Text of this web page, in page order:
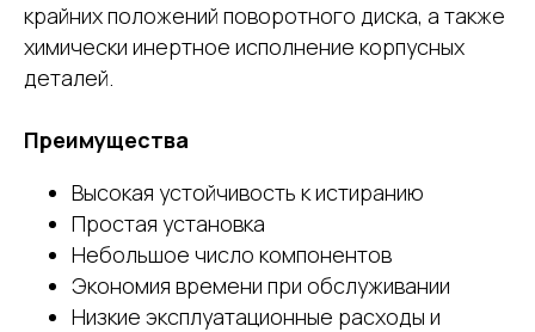
крайних положений поворотного диска, а также
химически инертное исполнение корпусных
деталей.
Преимущества
Высокая устойчивость к истиранию
Простая установка
Небольшое число компонентов
Экономия времени при обслуживании
Низкие эксплуатационные расходы и